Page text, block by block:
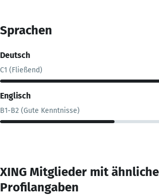
Sprachen
Deutsch
C1 (Fließend)
Englisch
B1-B2 (Gute Kenntnisse)
XING Mitglieder mit
Profilangaben